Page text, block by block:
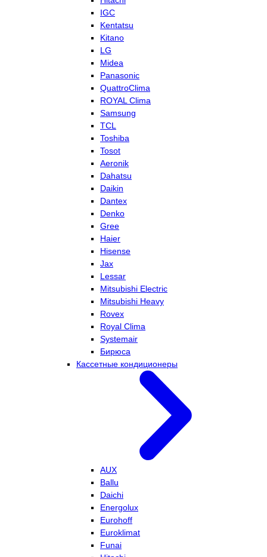
IGC
Kentatsu
Kitano
LG
Midea
Panasonic
QuattroClima
ROYAL Clima
Samsung
TCL
Toshiba
Tosot
Aeronik
Dahatsu
Daikin
Dantex
Denko
Gree
Haier
Hisense
Jax
Lessar
Mitsubishi Electric
Mitsubishi Heavy
Rovex
Royal Clima
Systemair
Бирюса
Кассетные кондиционеры
AUX
Ballu
Daichi
Energolux
Eurohoff
Euroklimat
Funai